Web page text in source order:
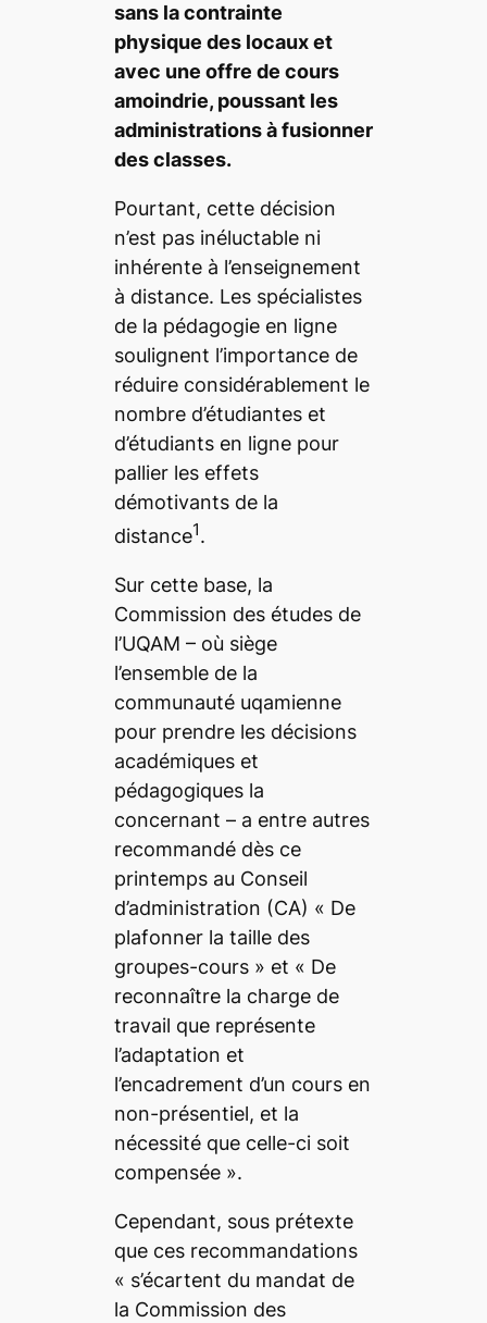
sans la contrainte
physique des locaux et
avec une offre de cours
amoindrie, poussant les
administrations à fusionner
des classes.
Pourtant, cette décision
n’est pas inéluctable ni
inhérente à l’enseignement
à distance. Les spécialistes
de la pédagogie en ligne
soulignent l’importance de
réduire considérablement le
nombre d’étudiantes et
d’étudiants en ligne pour
pallier les effets
démotivants de la
distance1.
Sur cette base, la
Commission des études de
l’UQAM – où siège
l’ensemble de la
communauté uqamienne
pour prendre les décisions
académiques et
pédagogiques la
concernant – a entre autres
recommandé dès ce
printemps au Conseil
d’administration (CA) « De
plafonner la taille des
groupes-cours» et « De
reconnaître la charge de
travail que représente
l’adaptation et
l’encadrement d’un cours en
non-présentiel, et la
nécessité que celle-ci soit
compensée».
Cependant, sous prétexte
que ces recommandations
« s’écartent du mandat de
la Commission des